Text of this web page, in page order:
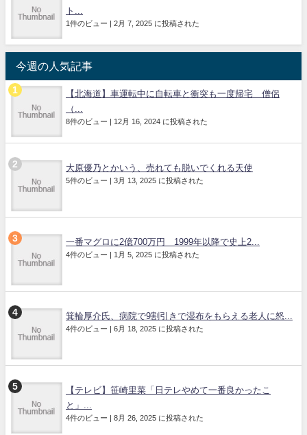
ト...
1件のビュー 2月 7, 2025 に投稿された
今週の人気記事
【北海道】車運転中に自転車と衝突も一度帰宅 僧侶
（...
8件のビュー 12月 16, 2024 に投稿された
大原優乃とかいう、売れても脱いでくれる天使
5件のビュー 3月 13, 2025 に投稿された
一番マグロに2億700万円 1999年以降で史上2...
4件のビュー 1月 5, 2025 に投稿された
箕輪厚介氏、病院で9割引きで湿布をもらえる老人に怒...
4件のビュー 6月 18, 2025 に投稿された
【テレビ】笹崎里菜「日テレやめて一番良かったこ
と」...
4件のビュー 8月 26, 2025 に投稿された